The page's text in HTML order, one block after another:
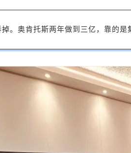
。奥肯托斯两年做到三亿，靠的